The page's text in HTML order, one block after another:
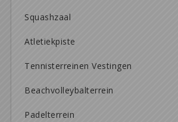
Squashzaal
Atletiekpiste
Tennisterreinen Vestingen
Beachvolleybalterrein
Padelterrein